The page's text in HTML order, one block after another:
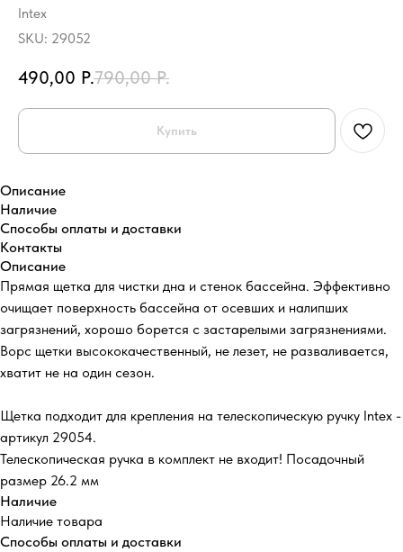
Intex
SKU: 29052
490,00 Р.790,00 Р.
Купить
Описание
Наличие
Способы оплаты и доставки
Контакты
Описание
Прямая щетка для чистки дна и стенок бассейна. Эффективно
очищает поверхность бассейна от осевших и налипших
загрязнений, хорошо борется с застарелыми загрязнениями.
Ворс щетки высококачественный, не лезет, не разваливается,
хватит не на один сезон.
Щетка подходит для крепления на телескопическую ручку Intex -
артикул 29054.
Телескопическая ручка в комплект не входит! Посадочный
размер 26.2 мм
Наличие
Наличие товара
Способы оплаты и доставки